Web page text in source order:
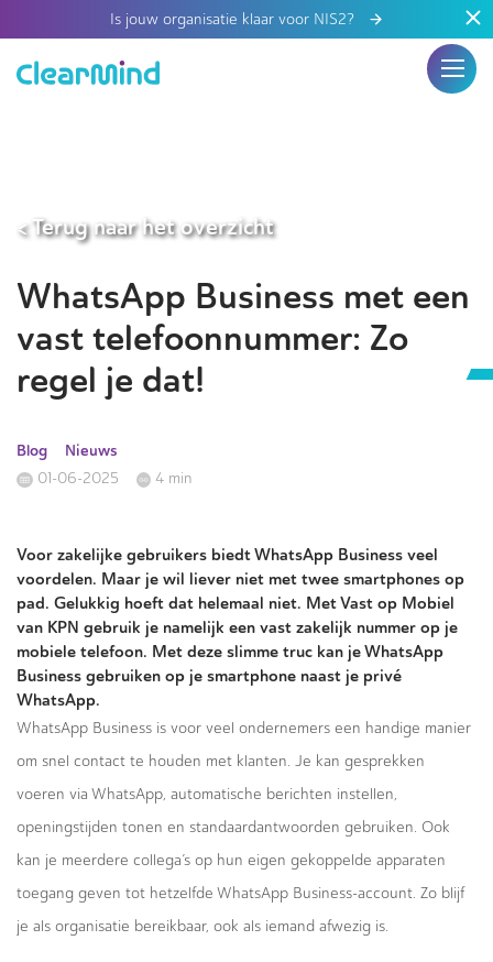
Is jouw organisatie klaar voor NIS2?
< Terug naar het overzicht
WhatsApp Business met een
vast telefoonnummer: Zo
regel je dat!
Blog Nieuws
01-06-2025 4 min
Voor zakelijke gebruikers biedt WhatsApp Business veel
voordelen. Maar je wil liever niet met twee smartphones op
pad. Gelukkig hoeft dat helemaal niet. Met Vast op Mobiel
van KPN gebruik je namelijk een vast zakelijk nummer op je
mobiele telefoon. Met deze slimme truc kan je WhatsApp
Business gebruiken op je smartphone naast je privé
WhatsApp.
WhatsApp Business is voor veel ondernemers een handige manier
om snel contact te houden met klanten. Je kan gesprekken
voeren via WhatsApp, automatische berichten instellen,
openingstijden tonen en standaardantwoorden gebruiken. Ook
kan je meerdere collega’s op hun eigen gekoppelde apparaten
toegang geven tot hetzelfde WhatsApp Business-account. Zo blijf
je als organisatie bereikbaar, ook als iemand afwezig is.